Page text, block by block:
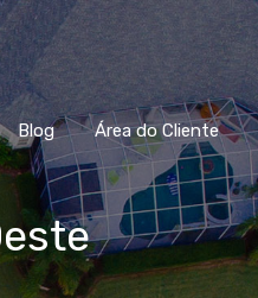
Blog Área do Cliente